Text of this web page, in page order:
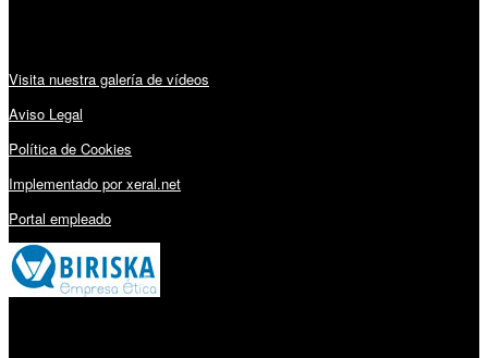
Visita nuestra galería de vídeos
Aviso Legal
Política de Cookies
Implementado por xeral.net
Portal empleado